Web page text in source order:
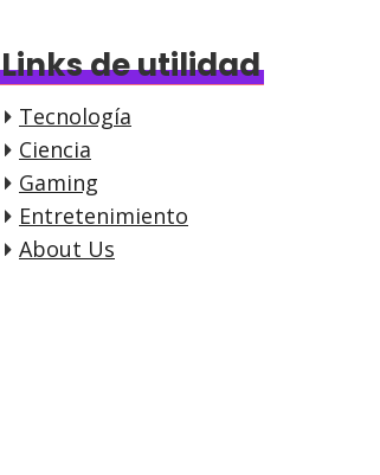
Links de utilidad
Tecnología
Ciencia
Gaming
Entretenimiento
About Us